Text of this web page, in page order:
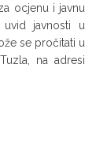
ocjenu i javnu
uvid javnosti u
se pročitati u
na adresi